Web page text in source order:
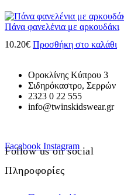
Πάνα φανελένια με αρκουδάκι
10.20€ Προσθήκη στο καλάθι
Οροκλίνης Κύπρου 3
Σιδηρόκαστρο, Σερρών
2323 0 22 555
info@twinskidswear.gr
Follow us on social
Facebook Instagram
Πληροφορίες